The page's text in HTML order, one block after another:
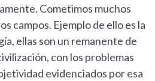
Cometimos muchos
campos. Ejemplo de ello es la
ellas son un remanente de
con los problemas
evidenciados por esa